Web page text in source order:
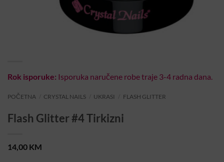
Rok isporuke: Isporuka naručene robe traje 3-4 radna dana.
POČETNA CRYSTAL NAILS UKRASI FLASH GLITTER
Flash Glitter #4 Tirkizni
14,00 KM